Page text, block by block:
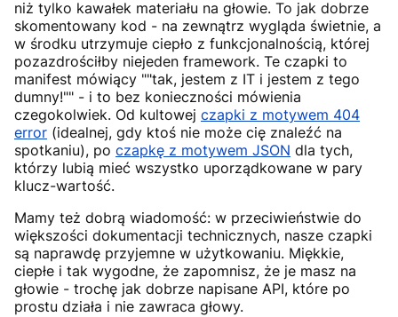
niż tylko kawałek materiału na głowie. To jak dobrze
skomentowany kod - na zewnątrz wygląda świetnie, a
w środku utrzymuje ciepło z funkcjonalnością, której
pozazdrościłby niejeden framework. Te czapki to
manifest mówiący ""tak, jestem z IT i jestem z tego
dumny!"" - i to bez konieczności mówienia
czegokolwiek. Od kultowej czapki z motywem 404
error (idealnej, gdy ktoś nie może cię znaleźć na
spotkaniu), po czapkę z motywem JSON dla tych,
którzy lubią mieć wszystko uporządkowane w pary
klucz-wartość.
Mamy też dobrą wiadomość: w przeciwieństwie do
większości dokumentacji technicznych, nasze czapki
są naprawdę przyjemne w użytkowaniu. Miękkie,
ciepłe i tak wygodne, że zapomnisz, że je masz na
głowie - trochę jak dobrze napisane API, które po
prostu działa i nie zawraca głowy.